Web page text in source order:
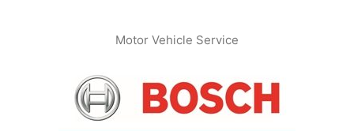
Motor Vehicle Service